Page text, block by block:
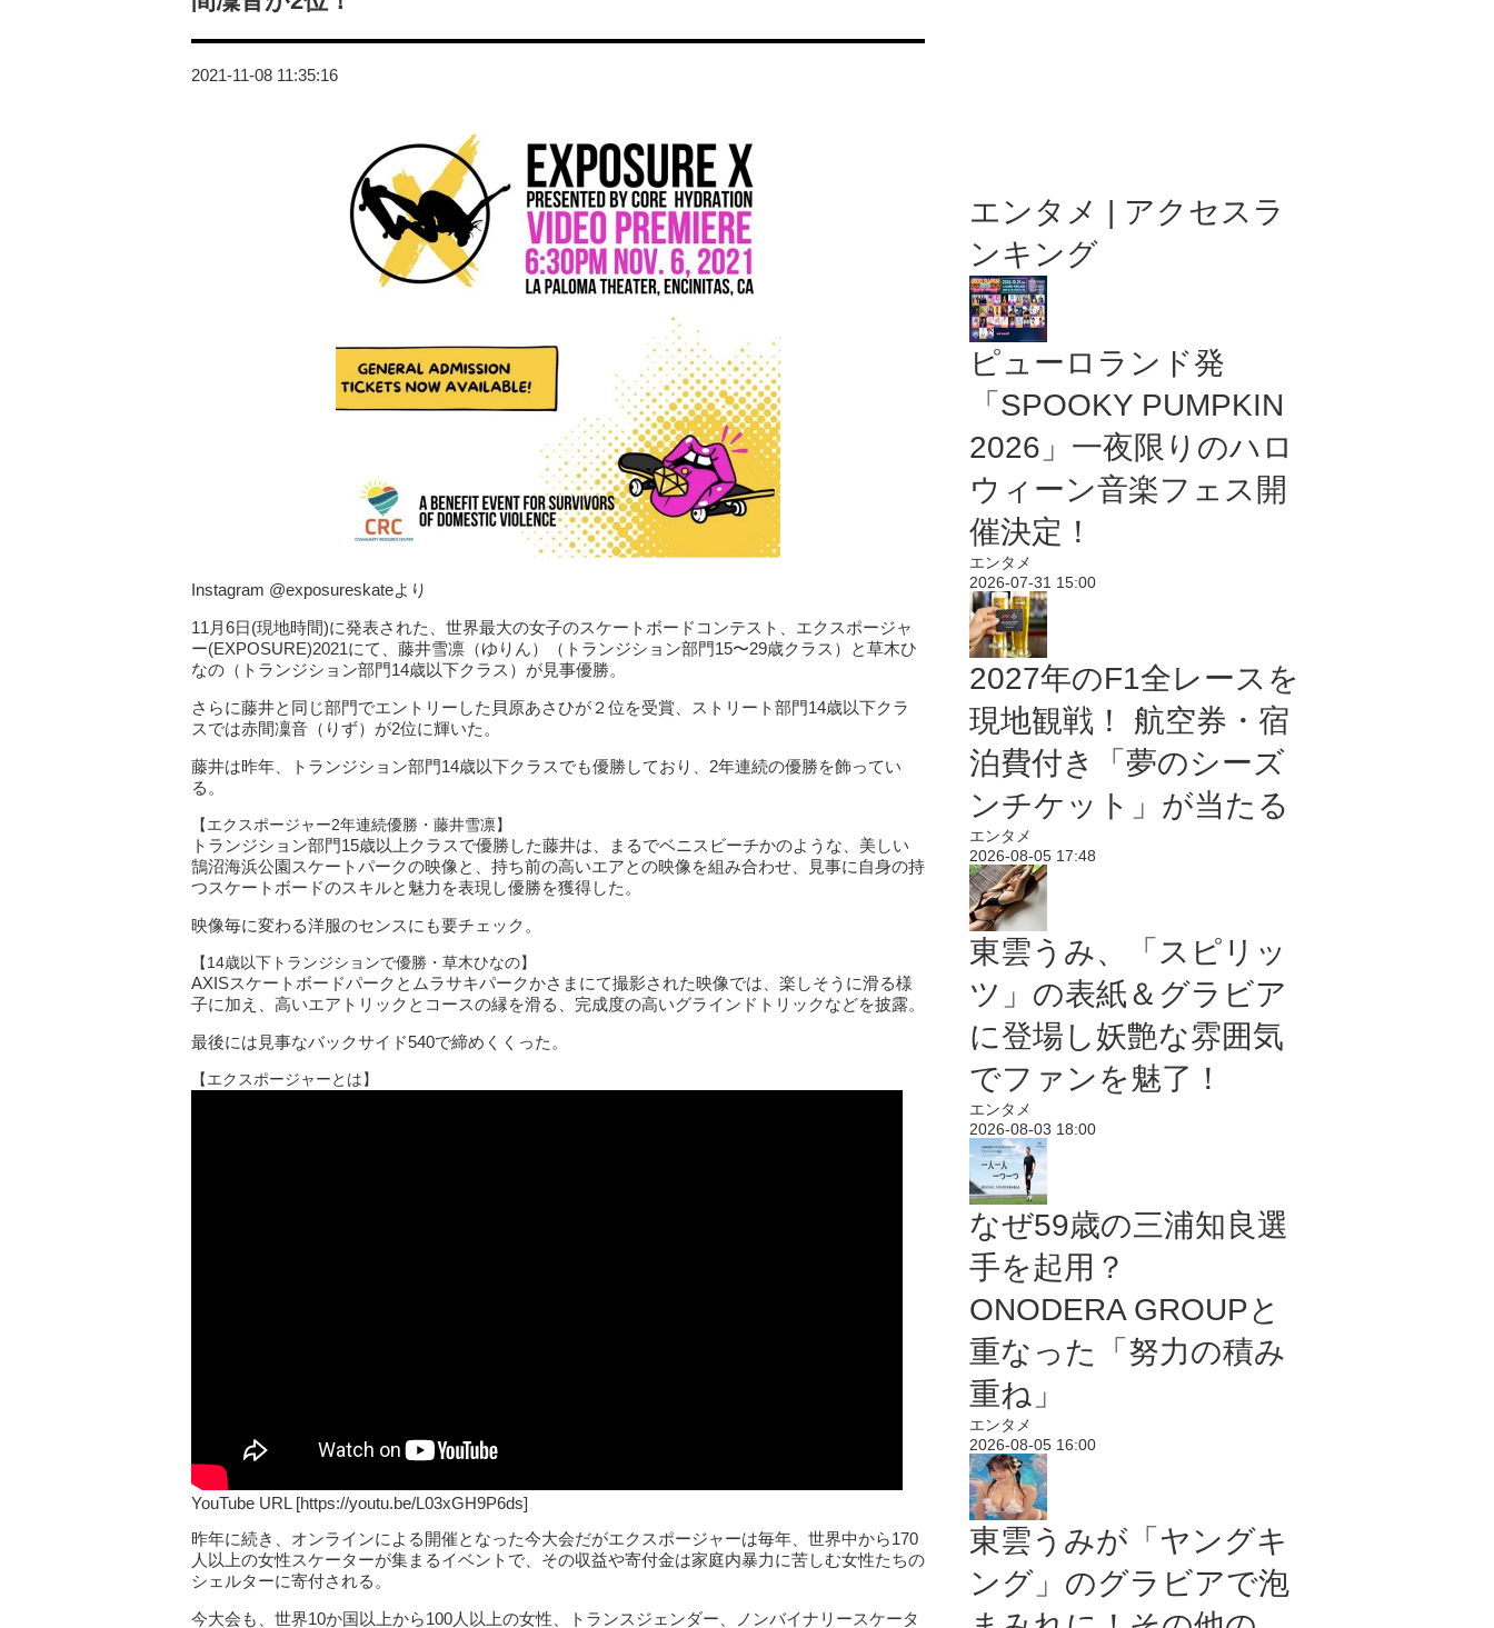
2021-11-08 11:35:16
Instagram @exposureskateより
11月6日(現地時間)に発表された、世界最大の女子のスケートボードコンテスト、エクスポージャ
ー(EXPOSURE)2021にて、藤井雪凛（ゆりん）（トランジション部門15〜29歳クラス）と草木ひ
なの（トランジション部門14歳以下クラス）が見事優勝。
さらに藤井と同じ部門でエントリーした貝原あさひが２位を受賞、ストリート部門14歳以下クラ
スでは赤間凜音（りず）が2位に輝いた。
藤井は昨年、トランジション部門14歳以下クラスでも優勝しており、2年連続の優勝を飾ってい
る。
【エクスポージャー2年連続優勝・藤井雪凛】
トランジション部門15歳以上クラスで優勝した藤井は、まるでベニスビーチかのような、美しい
鵠沼海浜公園スケートパークの映像と、持ち前の高いエアとの映像を組み合わせ、見事に自身の持
つスケートボードのスキルと魅力を表現し優勝を獲得した。
映像毎に変わる洋服のセンスにも要チェック。
【14歳以下トランジションで優勝・草木ひなの】
AXISスケートボードパークとムラサキパークかさまにて撮影された映像では、楽しそうに滑る様
子に加え、高いエアトリックとコースの縁を滑る、完成度の高いグラインドトリックなどを披露。
最後には見事なバックサイド540で締めくくった。
【エクスポージャーとは】
YouTube URL [https://youtu.be/L03xGH9P6ds]
昨年に続き、オンラインによる開催となった今大会だがエクスポージャーは毎年、世界中から170
人以上の女性スケーターが集まるイベントで、その収益や寄付金は家庭内暴力に苦しむ女性たちの
シェルターに寄付される。
今大会も、世界10か国以上から100人以上の女性、トランスジェンダー、ノンバイナリースケータ
エンタメ | アクセスラ
ンキング
ピューロランド発
「SPOOKY PUMPKIN
2026」一夜限りのハロ
ウィーン音楽フェス開
催決定！
エンタメ
2026-07-31 15:00
2027年のF1全レースを
現地観戦！ 航空券・宿
泊費付き「夢のシーズ
ンチケット」が当たる
エンタメ
2026-08-05 17:48
東雲うみ、「スピリッ
ツ」の表紙＆グラビア
に登場し妖艶な雰囲気
でファンを魅了！
エンタメ
2026-08-03 18:00
なぜ59歳の三浦知良選
手を起用？
ONODERA GROUPと
重なった「努力の積み
重ね」
エンタメ
2026-08-05 16:00
東雲うみが「ヤングキ
ング」のグラビアで泡